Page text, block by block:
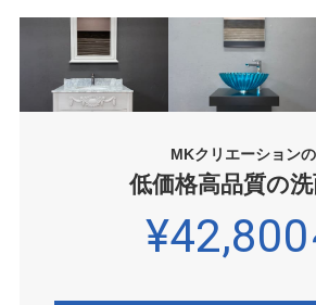
MKクリエーションの
低価格高品質の